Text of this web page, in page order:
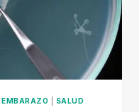
EMBARAZO SALUD